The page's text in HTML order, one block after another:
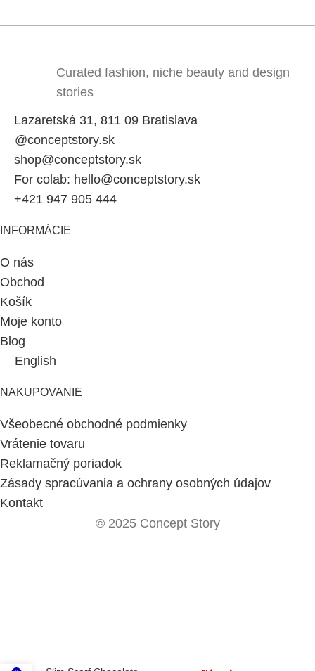
Curated fashion, niche beauty and design
stories
Lazaretská 31, 811 09 Bratislava
@conceptstory.sk
shop@conceptstory.sk
For colab: hello@conceptstory.sk
+421 947 905 444
INFORMÁCIE
O nás
Obchod
Košík
Moje konto
Blog
English
NAKUPOVANIE
Všeobecné obchodné podmienky
Vrátenie tovaru
Reklamačný poriadok
Zásady spracúvania a ochrany osobných údajov
Kontakt
© 2025 Concept Story